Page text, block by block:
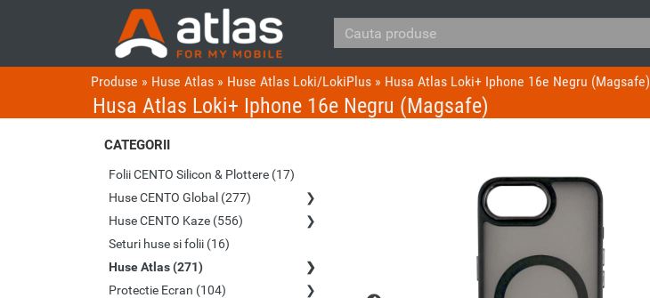
Produse » Huse Atlas » Huse Atlas Loki/LokiPlus » Husa Atlas Loki+ Iphone 16e Negru (Magsafe)
Husa Atlas Loki+ Iphone 16e Negru (Magsafe)
CATEGORII
Folii CENTO Silicon & Plottere (17)
Huse CENTO Global (277)
Huse CENTO Kaze (556)
Seturi huse si folii (16)
Huse Atlas (271)
Protectie Ecran (104)